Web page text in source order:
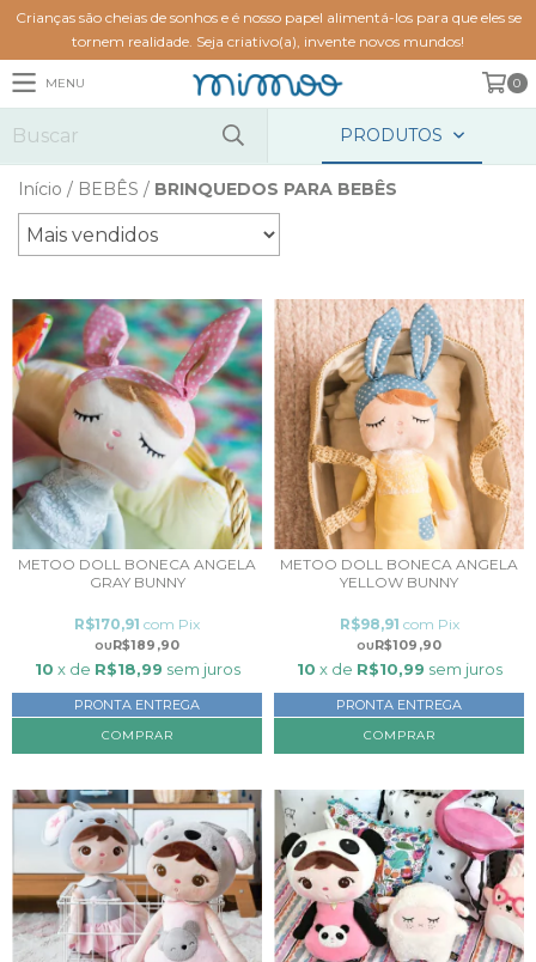
Crianças são cheias de sonhos e é nosso papel alimentá-los para que eles se
tornem realidade. Seja criativo(a), invente novos mundos!
MENU 0
PRODUTOS
Início / BEBÊS / BRINQUEDOS PARA BEBÊS
METOO DOLL BONECA ANGELA
GRAY BUNNY
R$189,90
R$170,91 com Pix
10 x de R$18,99 sem juros
PRONTA ENTREGA
METOO DOLL BONECA ANGELA
YELLOW BUNNY
R$109,90
R$98,91 com Pix
10 x de R$10,99 sem juros
PRONTA ENTREGA
COMPRAR